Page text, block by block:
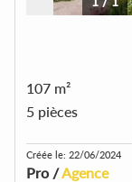
107 m²
5 pièces
Créée le: 22/06/2024
Pro /Agence